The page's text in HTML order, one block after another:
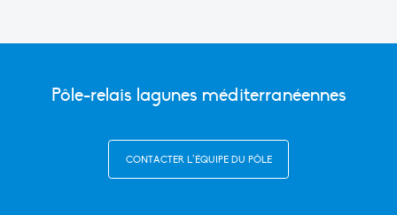
Pôle-relais lagunes méditerranéennes
CONTACTER L’ÉQUIPE DU PÔLE